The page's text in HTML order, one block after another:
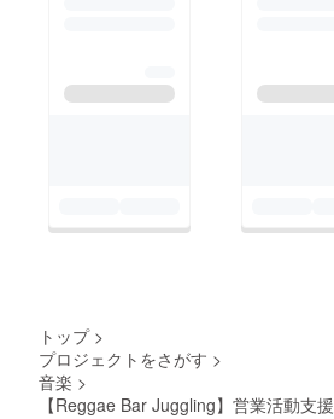
トップ >
プロジェクトをさがす >
音楽 >
【Reggae Bar Juggling】営業活動支援